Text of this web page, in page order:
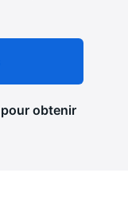
pour obtenir